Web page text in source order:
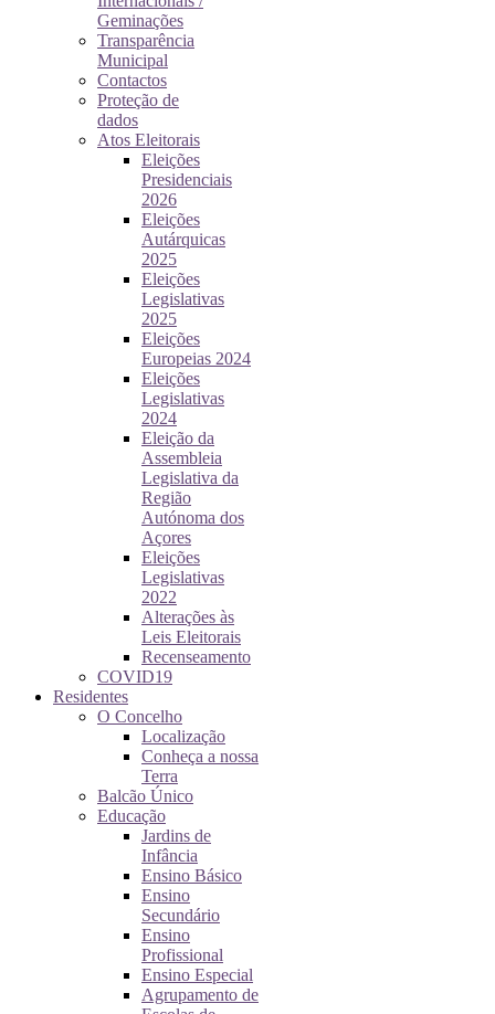
Geminações
Transparência
Municipal
Contactos
Proteção de
dados
Atos Eleitorais
Eleições
Presidenciais
2026
Eleições
Autárquicas
2025
Eleições
Legislativas
2025
Eleições
Europeias 2024
Eleições
Legislativas
2024
Eleição da
Assembleia
Legislativa da
Região
Autónoma dos
Açores
Eleições
Legislativas
2022
Alterações às
Leis Eleitorais
Recenseamento
COVID19
Residentes
O Concelho
Localização
Conheça a nossa
Terra
Balcão Único
Educação
Jardins de
Infância
Ensino Básico
Ensino
Secundário
Ensino
Profissional
Ensino Especial
Agrupamento de